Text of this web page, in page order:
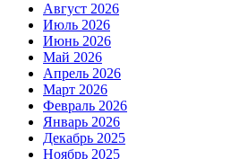
Август 2026
Июль 2026
Июнь 2026
Май 2026
Апрель 2026
Март 2026
Февраль 2026
Январь 2026
Декабрь 2025
Ноябрь 2025